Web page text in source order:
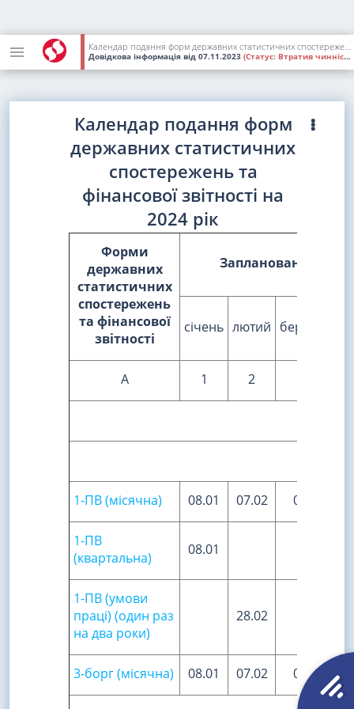
Календар подання форм державних статистичних спостережень та фінансової звітності на 2024 рік
Довідкова інформація від 07.11.2023 (Статус: Втратив чинність)
Календар подання форм
державних статистичних
спостережень та
фінансової звітності на
2024 рік
Форми
державних
статистичних
спостережень
та фінансової
звітності
Заплановано
січень лютий березень
А 1 2
1-ПВ (місячна) 08.01 07.02 07.03
1-ПВ
(квартальна)
08.01
1-ПВ (умови
праці) (один раз
на два роки)
28.02
3-борг (місячна) 08.01 07.02 07.03